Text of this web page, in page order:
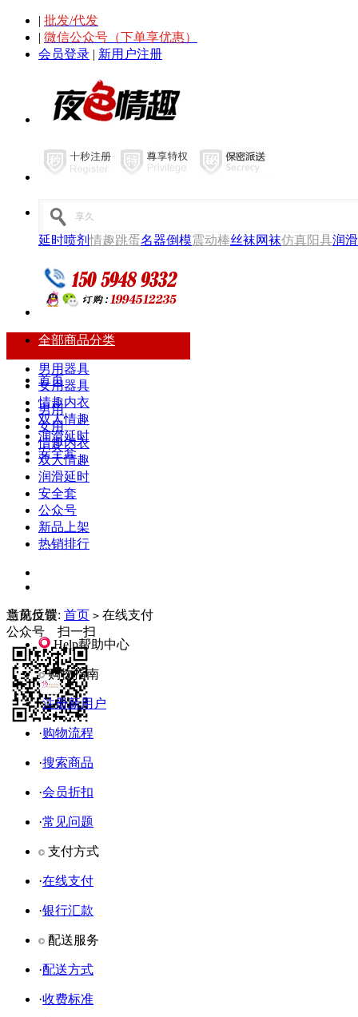
| 批发/代发
| 微信公众号（下单享优惠）
会员登录 | 新用户注册
延时喷剂情趣跳蛋名器倒模震动棒丝袜网袜仿真阳具润
全部商品分类
男用器具
女用器具
情趣内衣
双人情趣
润滑延时
安全套
首页
男用
女用
情趣内衣
双人情趣
润滑延时
安全套
公众号
新品上架
热销排行
当前位置: 首页 > 在线支付
Help帮助中心
购物指南
·注册新用户
·购物流程
·搜索商品
·会员折扣
·常见问题
支付方式
·在线支付
·银行汇款
配送服务
·配送方式
·收费标准
意见反馈
公众号 扫一扫